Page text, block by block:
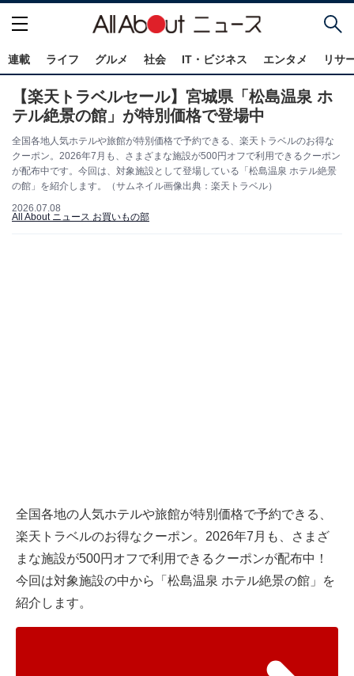
連載 ライフ グルメ 社会 IT・ビジネス エンタメ リサ
【楽天トラベルセール】宮城県「松島温泉 ホ
テル絶景の館」が特別価格で登場中
全国各地人気ホテルや旅館が特別価格で予約できる、楽天トラベルのお得な
クーポン。2026年7月も、さまざまな施設が500円オフで利用できるクーポン
が配布中です。今回は、対象施設として登場している「松島温泉 ホテル絶景
の館」を紹介します。（サムネイル画像出典：楽天トラベル）
2026.07.08
All About ニュース お買いもの部
全国各地の人気ホテルや旅館が特別価格で予約できる、
楽天トラベルのお得なクーポン。2026年7月も、さまざ
まな施設が500円オフで利用できるクーポンが配布中！
今回は対象施設の中から「松島温泉 ホテル絶景の館」を
紹介します。